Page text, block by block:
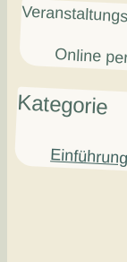
Online
Kategorie
Einführung